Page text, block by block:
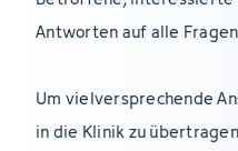
Antworten auf alle
Um vielversprechende
in die Klinik zu